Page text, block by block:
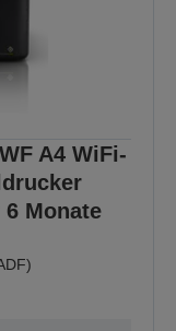
A4 WiFi-
Monate